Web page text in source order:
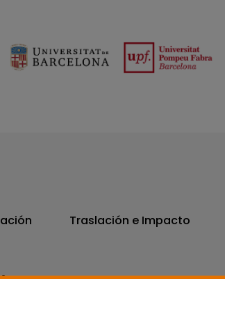
Traslación e Impacto